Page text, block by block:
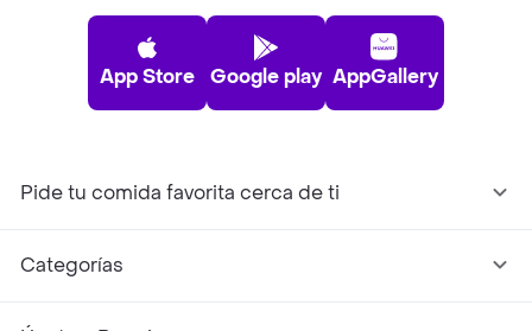
App Store Google play AppGallery
Pide tu comida favorita cerca de ti
Categorías